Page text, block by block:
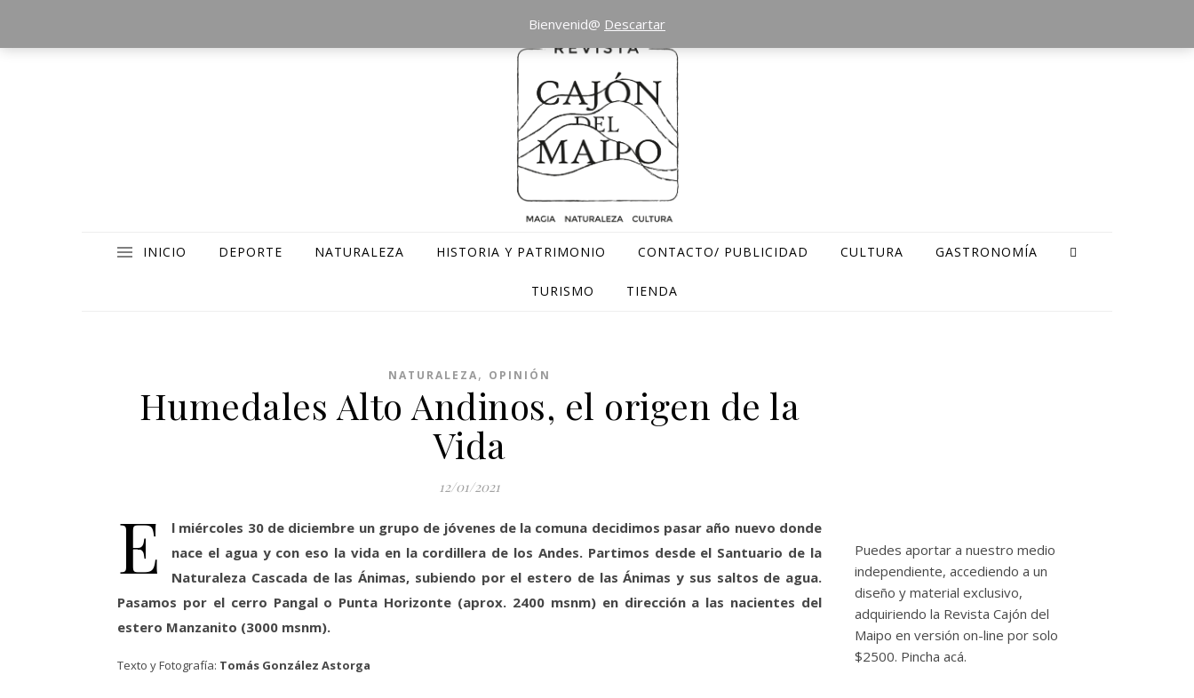
INICIO DEPORTE NATURALEZA HISTORIA Y PATRIMONIO CONTACTO/ PUBLICIDAD CULTURA GASTRONOMÍA
TURISMO TIENDA
NATURALEZA, OPINIÓN
Humedales Alto Andinos, el origen de la
Vida
12/01/2021
E
l miércoles 30 de diciembre un grupo de jóvenes de la comuna decidimos pasar año nuevo donde
nace el agua y con eso la vida en la cordillera de los Andes. Partimos desde el Santuario de la
Naturaleza Cascada de las Ánimas, subiendo por el estero de las Ánimas y sus saltos de agua.
Pasamos por el cerro Pangal o Punta Horizonte (aprox. 2400 msnm) en dirección a las nacientes del
estero Manzanito (3000 msnm).
Texto y Fotografía: Tomás González Astorga
Puedes aportar a nuestro medio
independiente, accediendo a un
diseño y material exclusivo,
adquiriendo la Revista Cajón del
Maipo en versión on-line por solo
$2500. Pincha acá.
Bienvenid@ Descartar